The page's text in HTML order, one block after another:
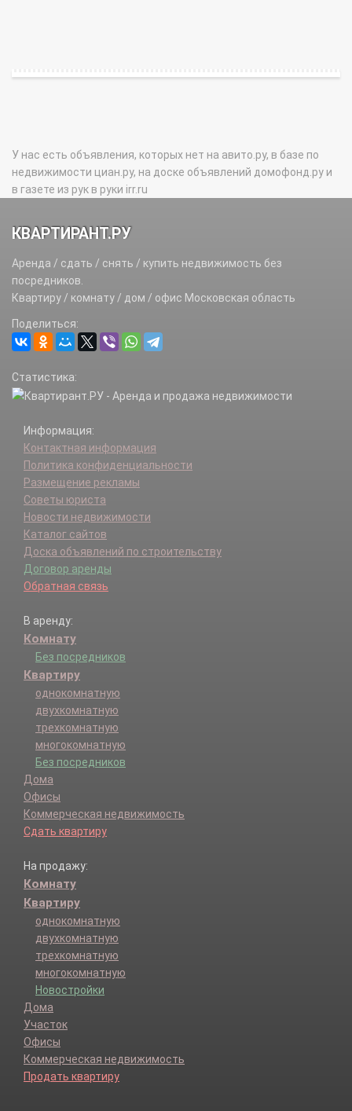
У нас есть объявления, которых нет на авито.ру, в базе по
недвижимости циан.ру, на доске объявлений домофонд.ру и
в газете из рук в руки irr.ru
КВАРТИРАНТ.РУ
Аренда / сдать / снять / купить недвижимость без
посредников.
Квартиру / комнату / дом / офис Московская область
Поделиться:
Статистика:
Информация:
Контактная информация
Политика конфиденциальности
Размещение рекламы
Советы юриста
Новости недвижимости
Каталог сайтов
Доска объявлений по строительству
Договор аренды
Обратная связь
В аренду:
Комнату
Без посредников
Квартиру
однокомнатную
двухкомнатную
трехкомнатную
многокомнатную
Без посредников
Дома
Офисы
Коммерческая недвижимость
Сдать квартиру
На продажу:
Комнату
Квартиру
однокомнатную
двухкомнатную
трехкомнатную
многокомнатную
Новостройки
Дома
Участок
Офисы
Коммерческая недвижимость
Продать квартиру